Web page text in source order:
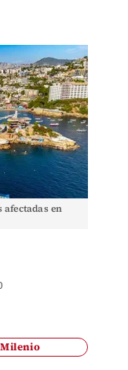
afectadas en
Milenio